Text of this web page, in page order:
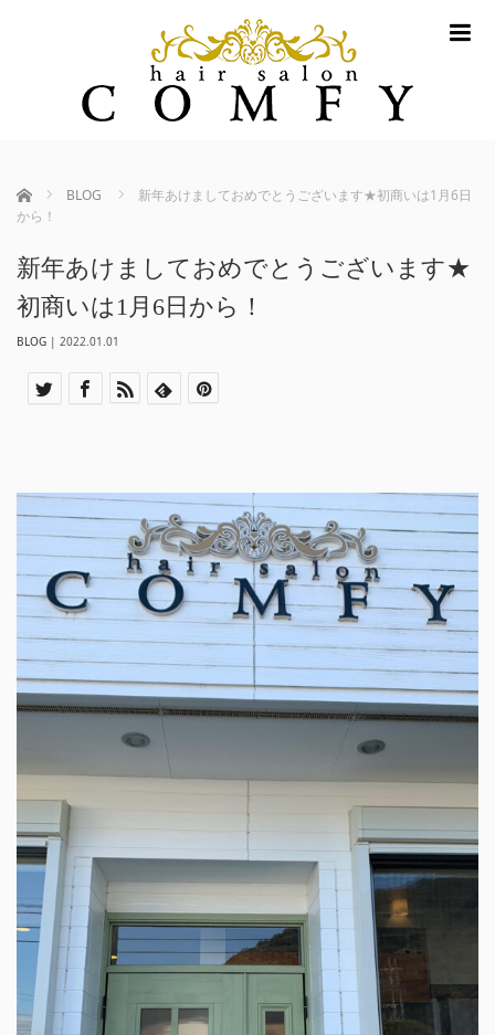
ホーム BLOG
新年あけましておめでとうございます★初商いは1月6日
から！
新年あけましておめでとうございます★
初商いは1月6日から！
BLOG | 2022.01.01